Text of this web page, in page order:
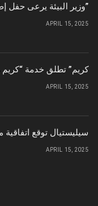
وزير البيئة يرعى حفل إطلاق الشركة الوطنية لإمدادات الحبوب “سابل”
APRIL 15, 2025
“كريم” تطلق خدمة
APRIL 15, 2025
سيليستيال توقع اتفاقية
APRIL 15, 2025